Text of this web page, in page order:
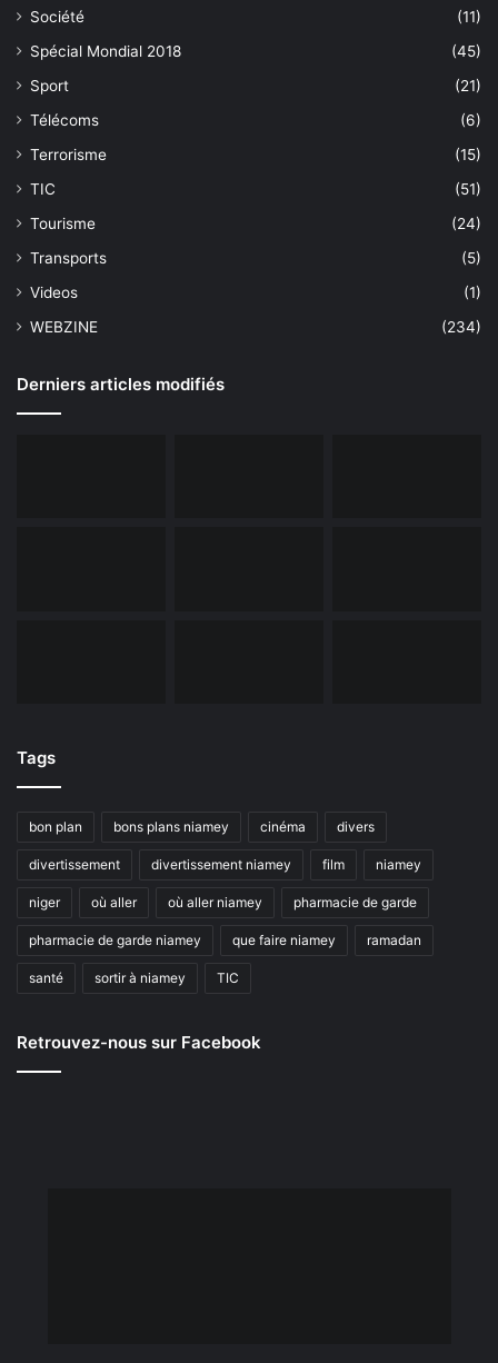
Société
(11)
Spécial Mondial 2018
(45)
Sport
(21)
Télécoms
(6)
Terrorisme
(15)
TIC
(51)
Tourisme
(24)
Transports
(5)
Videos
(1)
WEBZINE
(234)
Derniers articles modifiés
Tags
bon plan bons plans niamey cinéma divers
divertissement divertissement niamey film niamey
niger où aller où aller niamey pharmacie de garde
pharmacie de garde niamey que faire niamey ramadan
santé sortir à niamey TIC
Retrouvez-nous sur Facebook